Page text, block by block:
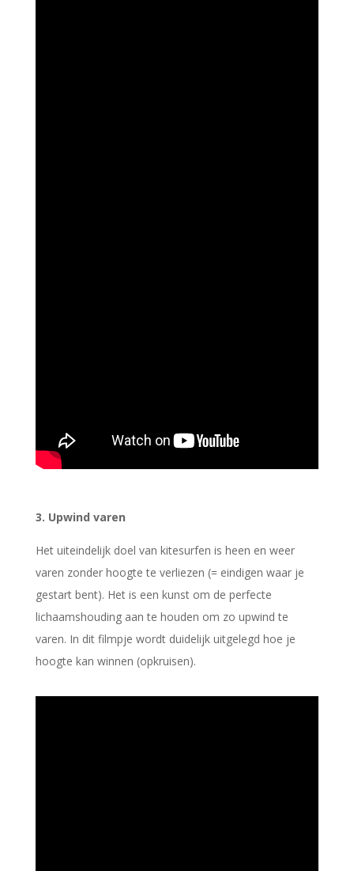
3. Upwind varen
Het uiteindelijk doel van kitesurfen is heen en weer
varen zonder hoogte te verliezen (= eindigen waar je
gestart bent). Het is een kunst om de perfecte
lichaamshouding aan te houden om zo upwind te
varen. In dit filmpje wordt duidelijk uitgelegd hoe je
hoogte kan winnen (opkruisen).